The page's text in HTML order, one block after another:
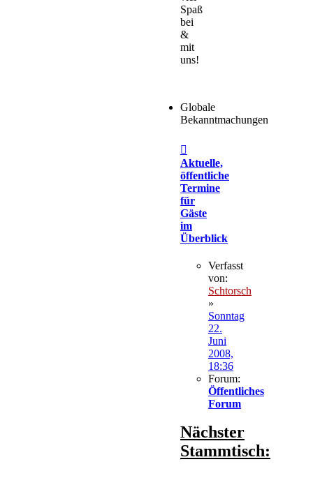
Spaß
bei
&
mit
uns!
Globale
Bekanntmachungen
Aktuelle,
öffentliche
Termine
für
Gäste
im
Überblick
Verfasst
von:
Schtorsch
»
Sonntag
22.
Juni
2008,
18:36
Forum:
Öffentliches
Forum
Nächster
Stammtisch: